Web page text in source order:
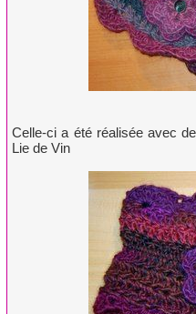
Celle-ci a été réalisée avec
Lie de Vin